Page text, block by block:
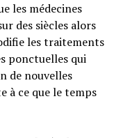
les médecines
des siècles alors
les traitements
ponctuelles qui
de nouvelles
à ce que le temps